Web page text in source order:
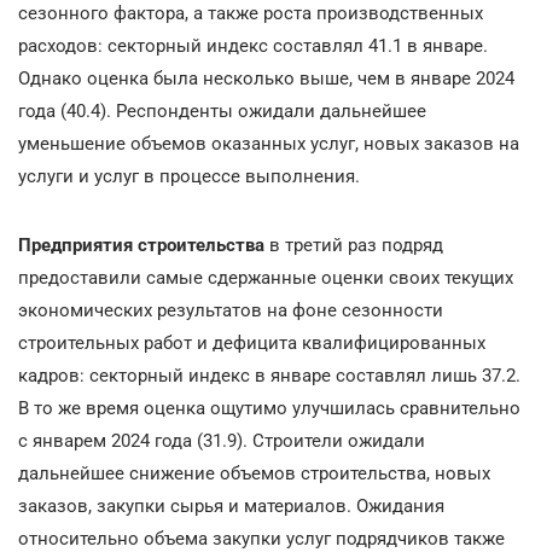
сезонного фактора, а также роста производственных
расходов: секторный индекс составлял 41.1 в январе.
Однако оценка была несколько выше, чем в январе 2024
года (40.4). Респонденты ожидали дальнейшее
уменьшение объемов оказанных услуг, новых заказов на
услуги и услуг в процессе выполнения.
Предприятия строительства в третий раз подряд
предоставили самые сдержанные оценки своих текущих
экономических результатов на фоне сезонности
строительных работ и дефицита квалифицированных
кадров: секторный индекс в январе составлял лишь 37.2.
В то же время оценка ощутимо улучшилась сравнительно
с январем 2024 года (31.9). Строители ожидали
дальнейшее снижение объемов строительства, новых
заказов, закупки сырья и материалов. Ожидания
относительно объема закупки услуг подрядчиков также